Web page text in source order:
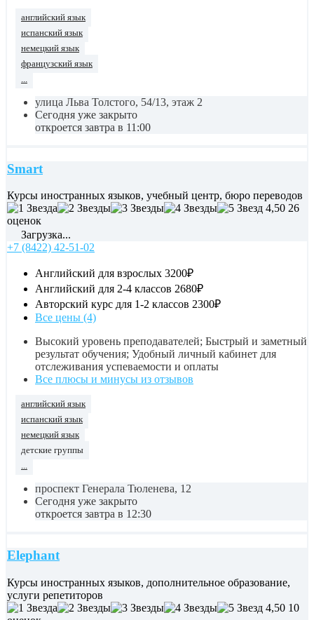
английский язык
испанский язык
немецкий язык
французский язык
...
улица Льва Толстого, 54/13, этаж 2
Сегодня уже закрыто
откроется завтра в 11:00
Smart
Курсы иностранных языков, учебный центр, бюро переводов
4,50 26
оценок
Загрузка...
+7 (8422) 42-51-02
Английский для взрослых 3200₽
Английский для 2-4 классов 2680₽
Авторский курс для 1-2 классов 2300₽
Все цены (4)
Высокий уровень преподавателей; Быстрый и заметный
результат обучения; Удобный личный кабинет для
отслеживания успеваемости и оплаты
Все плюсы и минусы из отзывов
английский язык
испанский язык
немецкий язык
детские группы
...
проспект Генерала Тюленева, 12
Сегодня уже закрыто
откроется завтра в 12:30
Elephant
Курсы иностранных языков, дополнительное образование,
услуги репетиторов
4,50 10